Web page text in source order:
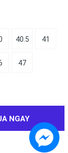
40.5 41
47
NGAY